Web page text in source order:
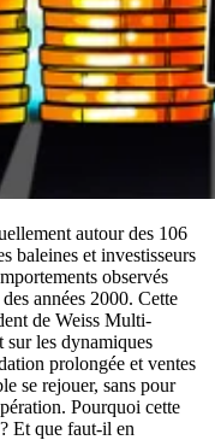
autour des 106
baleines et investisseurs
observés
années 2000. Cette
de Weiss Multi-
sur les dynamiques
prolongée et ventes
se rejouer, sans pour
Pourquoi cette
Et que faut-il en